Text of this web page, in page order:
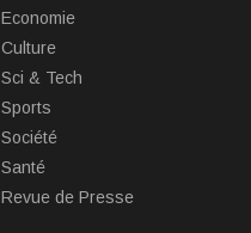
Economie
Culture
Sci & Tech
Sports
Société
Santé
Revue de Presse